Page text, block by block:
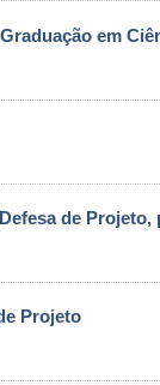
em
de
Projeto